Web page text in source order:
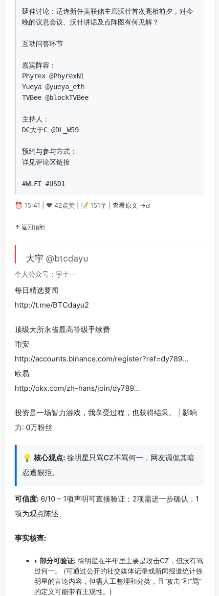
延伸讨论：适逢新任美联储主席沃什首次亮相前夕，对今
晚的议息会议、沃什讲话及点阵图有何见解？
互动问答环节
嘉宾阵容：
Phyrex @PhyrexNi
Yueya @yueya_eth
TVBee @blockTVBee
主持人：
DC大于C @DL_W59
预约与参与方式：
详见评论区链接
#WLFI #USD1
⏰ 15:41 | ❤️ 42点赞 | 📝 151字 | 查看原文 →
↑ 返回顶部
大宇 @btcdayu
个人公众号：宇十一
每日精选要闻
http://t.me/BTCdayu2
顶级大所永省最高等级手续费
币安
http://accounts.binance.com/register?ref=dy789…
欧易
http://okx.com/zh-hans/join/dy789…
投资是一场智力游戏，我享受过程，也获得结果。 | 影响
力: 0万粉丝
💡 核心观点: 徐明星只骂CZ不骂何一，网友调侃其暗
恋遭狠拒。
可信度: 6/10 – 1项声明可直接验证；2项需进一步确认；1
项为观点陈述
事实核查:
◐ 部分可验证: 徐明星在半年里主要是攻击CZ，但没有骂
过何一。 (可通过公开的社交媒体记录或新闻报道统计徐
明星的言论内容，但需人工整理和分类，且“攻击”和“骂”
的定义可能带有主观性。)